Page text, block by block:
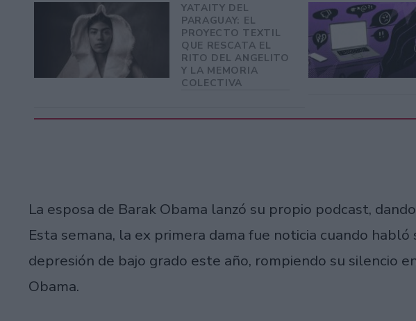
YATAITY DEL
PARAGUAY: EL
PROYECTO TEXTIL
QUE RESCATA EL
RITO DEL ANGELITO
Y LA MEMORIA
COLECTIVA
La esposa de Barak Obama lanzó su propio podcast,
Esta semana, la ex primera dama fue noticia cuando
depresión de bajo grado este año, rompiendo su silencio
Obama.